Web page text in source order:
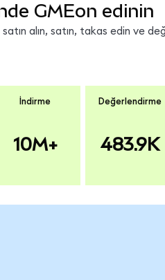
GMEon edinin
alın, satın, takas edin ve
İndirme
10M+
Değerlendirme
483.9K